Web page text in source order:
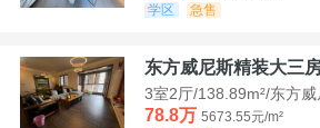
学区
急售
东方威尼斯精装大三
3室2厅/138.89m²/东方威
78.8万 5673.55元/m²